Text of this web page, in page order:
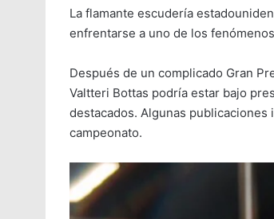
La flamante escudería
enfrentarse a uno de los
Después de un complicado Gran
Valtteri Bottas podría estar bajo
destacados. Algunas
campeonato.